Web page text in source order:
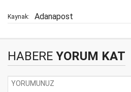
Kaynak: Adanapost
HABERE YORUM KAT